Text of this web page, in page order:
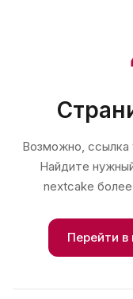
Возможно, ссылка
Найдите
nextcake
Перейти в